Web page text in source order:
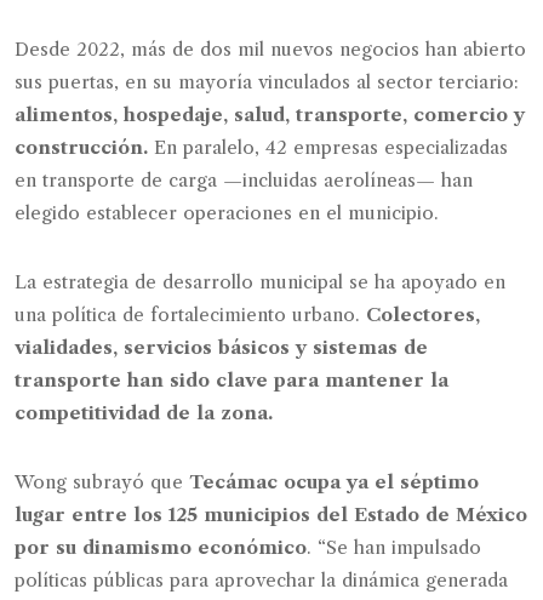
Desde 2022, más de dos mil nuevos negocios han abierto
sus puertas, en su mayoría vinculados al sector terciario:
alimentos, hospedaje, salud, transporte, comercio y
construcción. En paralelo, 42 empresas especializadas
en transporte de carga —incluidas aerolíneas— han
elegido establecer operaciones en el municipio.
La estrategia de desarrollo municipal se ha apoyado en
una política de fortalecimiento urbano. Colectores,
vialidades, servicios básicos y sistemas de
transporte han sido clave para mantener la
competitividad de la zona.
Wong subrayó que Tecámac ocupa ya el séptimo
lugar entre los 125 municipios del Estado de México
por su dinamismo económico. “Se han impulsado
políticas públicas para aprovechar la dinámica generada